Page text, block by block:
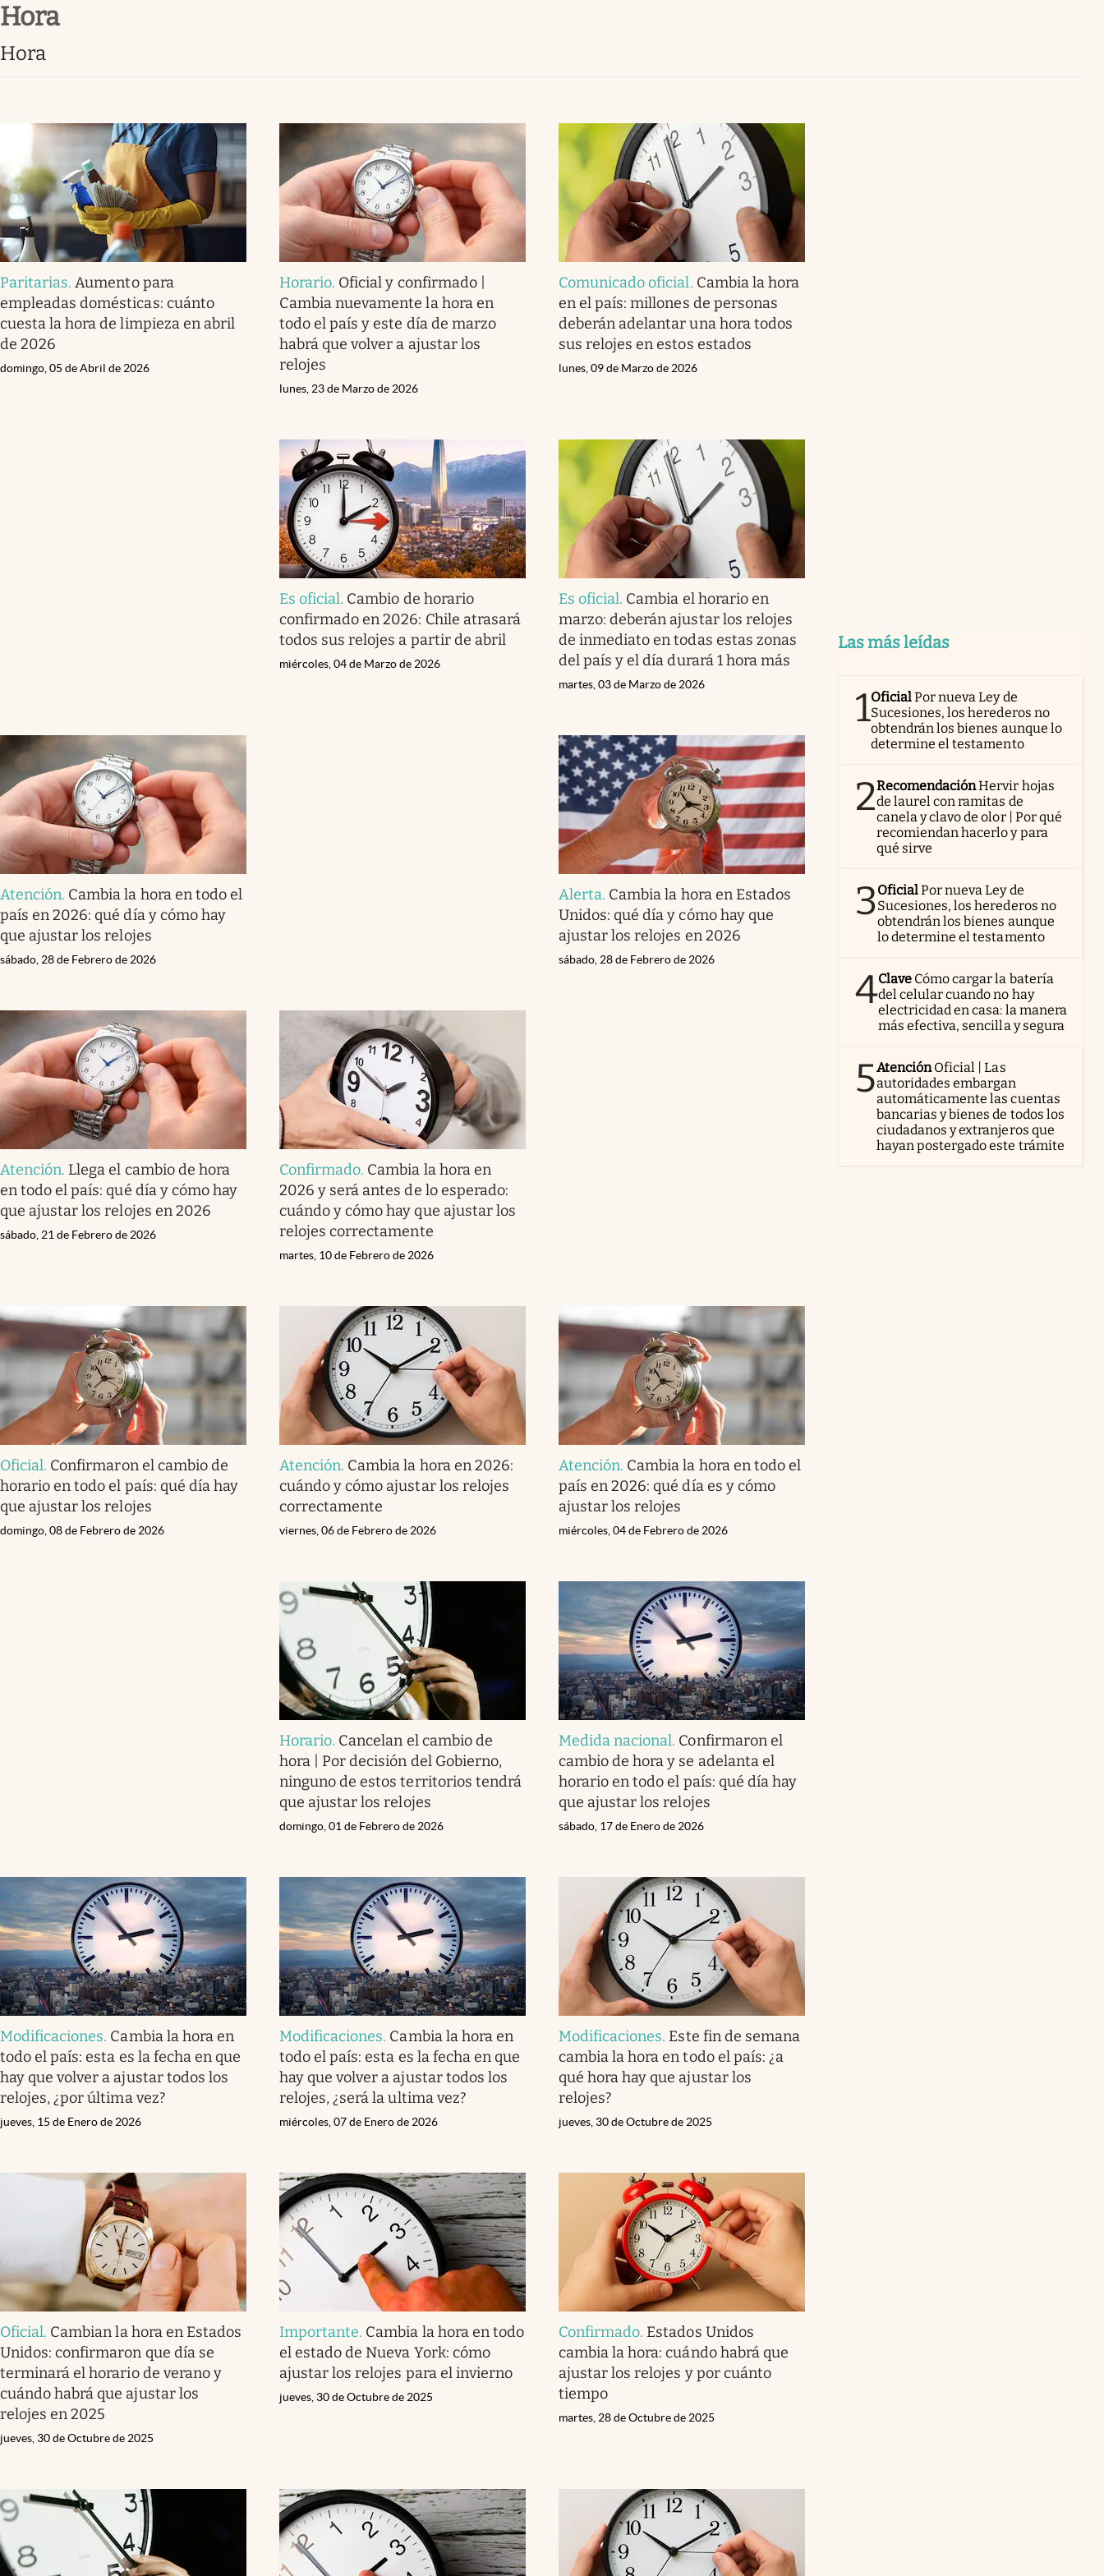
Infotechnology
Eventos Corporativos
El Cronista Studio
Mediakit
abre en nueva pestaña
hora
hora
Paritarias.Aumento para
empleadas domésticas: cuánto
cuesta la hora de limpieza en abril
de 2026
domingo, 05 de Abril de 2026
Horario. Oficial y confirmado |
Cambia nuevamente la hora en
todo el país y este día de marzo
habrá que volver a ajustar los
relojes
lunes, 23 de Marzo de 2026
Comunicado oficial. Cambia la hora
en el país: millones de personas
deberán adelantar una hora todos
sus relojes en estos estados
lunes, 09 de Marzo de 2026
Es oficial. Cambio de horario
confirmado en 2026: Chile atrasará
todos sus relojes a partir de abril
miércoles, 04 de Marzo de 2026
Es oficial. Cambia el horario en
marzo: deberán ajustar los relojes
de inmediato en todas estas zonas
del país y el día durará 1 hora más
martes, 03 de Marzo de 2026
Atención. Cambia la hora en todo el
país en 2026: qué día y cómo hay
que ajustar los relojes
sábado, 28 de Febrero de 2026
Alerta. Cambia la hora en Estados
Unidos: qué día y cómo hay que
ajustar los relojes en 2026
sábado, 28 de Febrero de 2026
Atención. Llega el cambio de hora
en todo el país: qué día y cómo hay
que ajustar los relojes en 2026
sábado, 21 de Febrero de 2026
Confirmado. Cambia la hora en
2026 y será antes de lo esperado:
cuándo y cómo hay que ajustar los
relojes correctamente
martes, 10 de Febrero de 2026
Oficial. Confirmaron el cambio de
horario en todo el país: qué día hay
que ajustar los relojes
domingo, 08 de Febrero de 2026
Atención. Cambia la hora en 2026:
cuándo y cómo ajustar los relojes
correctamente
viernes, 06 de Febrero de 2026
Atención. Cambia la hora en todo el
país en 2026: qué día es y cómo
ajustar los relojes
miércoles, 04 de Febrero de 2026
Horario. Cancelan el cambio de
hora | Por decisión del Gobierno,
ninguno de estos territorios tendrá
que ajustar los relojes
domingo, 01 de Febrero de 2026
Medida nacional. Confirmaron el
cambio de hora y se adelanta el
horario en todo el país: qué día hay
que ajustar los relojes
sábado, 17 de Enero de 2026
Modificaciones. Cambia la hora en
todo el país: esta es la fecha en que
hay que volver a ajustar todos los
relojes, ¿por última vez?
jueves, 15 de Enero de 2026
Modificaciones. Cambia la hora en
todo el país: esta es la fecha en que
hay que volver a ajustar todos los
relojes, ¿será la ultima vez?
miércoles, 07 de Enero de 2026
Modificaciones. Este fin de semana
cambia la hora en todo el país: ¿a
qué hora hay que ajustar los
relojes?
jueves, 30 de Octubre de 2025
Oficial. Cambian la hora en Estados
Unidos: confirmaron que día se
terminará el horario de verano y
cuándo habrá que ajustar los
relojes en 2025
jueves, 30 de Octubre de 2025
Importante. Cambia la hora en todo
el estado de Nueva York: cómo
ajustar los relojes para el invierno
jueves, 30 de Octubre de 2025
Confirmado. Estados Unidos
cambia la hora: cuándo habrá que
ajustar los relojes y por cuánto
tiempo
martes, 28 de Octubre de 2025
Las más leídas
1OficialPor nueva Ley de
Sucesiones, los herederos no
obtendrán los bienes aunque lo
determine el testamento
2RecomendaciónHervir hojas
de laurel con ramitas de
canela y clavo de olor | Por qué
recomiendan hacerlo y para
qué sirve
3OficialPor nueva Ley de
Sucesiones, los herederos no
obtendrán los bienes aunque
lo determine el testamento
4Clave Cómo cargar la batería
del celular cuando no hay
electricidad en casa: la manera
más efectiva, sencilla y segura
5AtenciónOficial | Las
autoridades embargan
automáticamente las cuentas
bancarias y bienes de todos los
ciudadanos y extranjeros que
hayan postergado este trámite